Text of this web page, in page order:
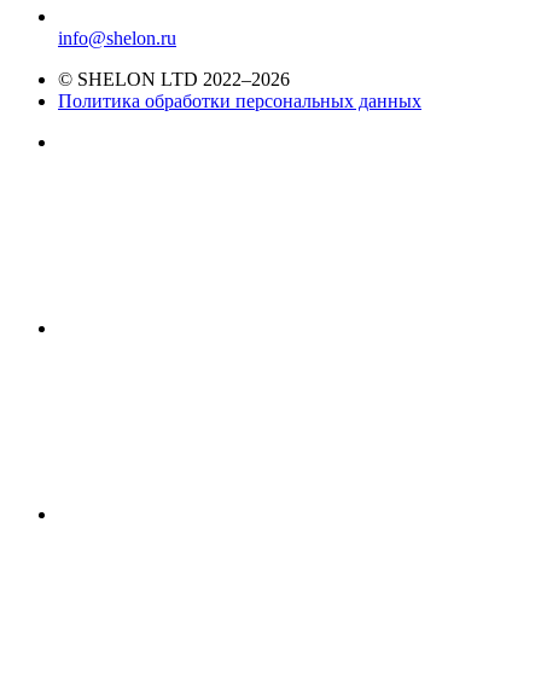
info@shelon.ru
© SHELON LTD 2022–2026
Политика обработки персональных данных